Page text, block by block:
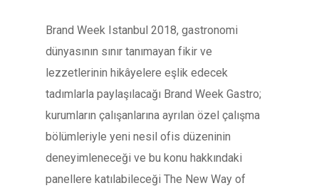
Brand Week Istanbul 2018, gastronomi
dünyasının sınır tanımayan fikir ve
lezzetlerinin hikâyelere eşlik edecek
tadımlarla paylaşılacağı Brand Week Gastro;
kurumların çalışanlarına ayrılan özel çalışma
bölümleriyle yeni nesil ofis düzeninin
deneyimleneceği ve bu konu hakkındaki
panellere katılabileceği The New Way of